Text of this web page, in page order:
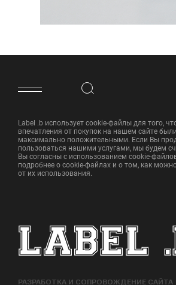
ФУТЕР
Label .b использует cookie-файлы для того,
впечатления от покупок на нашем сайте были
максимально положительными. Если Вы
пользоваться нашими услугами, мы будем
Вы согласны с использованием cookie-
подробнее о cookie-файлах и о том, как
от их использования.
РАЗРАБОТКА И СОПРОВОЖДЕНИЕ САЙТА